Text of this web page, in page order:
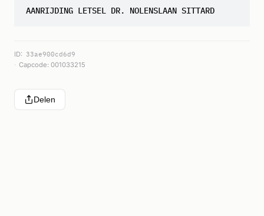
AANRIJDING LETSEL DR. NOLENSLAAN SITTARD
ID: 33ae900cd6d9
Capcode: 001033215
Delen